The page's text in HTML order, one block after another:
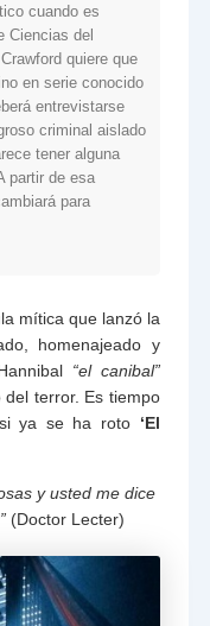
cuando es
Ciencias del
quiere que
en serie conocido
entrevistarse
criminal aislado
tener alguna
partir de esa
para
mítica que lanzó la
homenajeado y
“el canibal”
terror. Es tiempo
ya se ha roto ‘El
y usted me dice
(Doctor Lecter)